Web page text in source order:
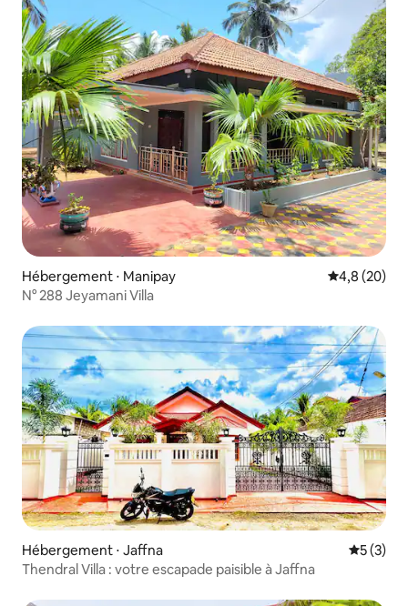
Hébergement ⋅ Manipay Évaluation
4,8 (20)
N° 288 Jeyamani Villa
Hébergement ⋅ Jaffna
5 (3)
Thendral Villa : votre escapade paisible à Jaffna